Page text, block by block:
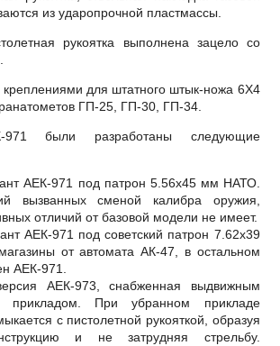
из ударопрочной пластмассы.
рукоятка выполнена зацело со
для штатного штык-ножа 6Х4
ГП-25, ГП-30, ГП-34.
были разработаны следующие
АЕК-971 под патрон 5.56х45 мм НАТО.
вызванных сменой калибра оружия,
отличий от базовой модели не имеет.
АЕК-971 под советский патрон 7.62х39
от автомата АК-47, в остальном
АЕК-971.
АЕК-973, снабженная выдвижным
прикладом. При убранном прикладе
с пистолетной рукояткой, образуя
и не затрудняя стрельбу.